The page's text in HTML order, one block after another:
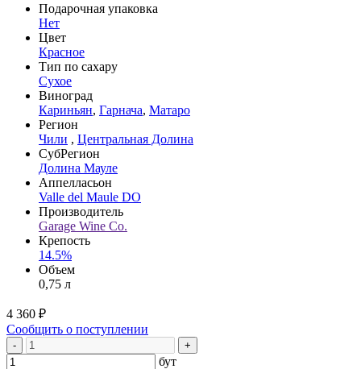
Подарочная упаковка
Нет
Цвет
Красное
Тип по сахару
Сухое
Виноград
Кариньян, Гарнача, Матаро
Регион
Чили , Центральная Долина
СубРегион
Долина Мауле
Аппелласьон
Valle del Maule DO
Производитель
Garage Wine Co.
Крепость
14.5%
Объем
0,75 л
4 360 ₽
Сообщить о поступлении
- +
бут